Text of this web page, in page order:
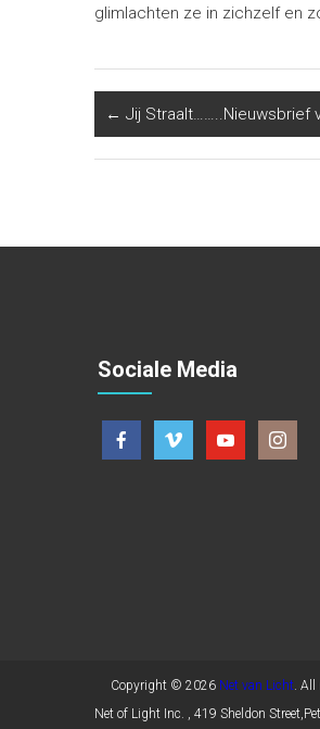
glimlachten ze in zichzelf en
← Jij Straalt……..Nieuwsbrief
Sociale Media
Copyright © 2026 Net van Licht. All
Net of Light Inc. , 419 Sheldon